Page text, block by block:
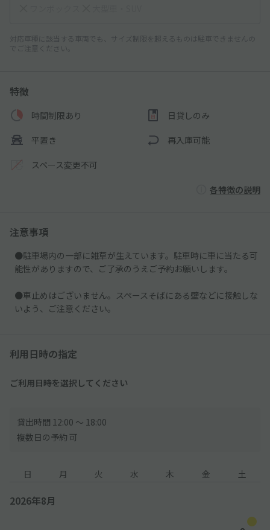
対応車種に該当する車両でも、サイズ制限を超えるものは駐車できませんの
でご注意ください。
特徴
時間制限あり 日貸しのみ
平置き 再入庫可能
スペース変更不可
各特徴の説明
注意事項
●駐車場内の一部に雑草が生えています。駐車時に車に当たる可
能性がありますので、ご了承のうえご予約お願いします。
●車止めはございません。スペースそばにある壁などに接触しな
いよう、ご注意ください。
利用日時の指定
ご利用日時を選択してください
貸出時間 12:00 〜 18:00
複数日の予約 可
日 月 火 水 木 金 土
2026年8月